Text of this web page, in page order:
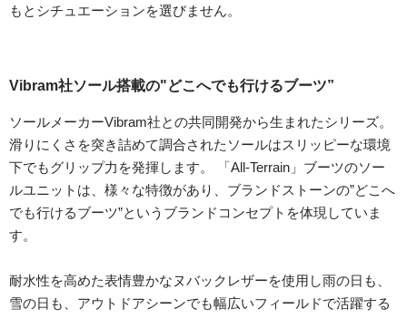
もとシチュエーションを選びません。
Vibram社ソール搭載の"どこへでも行けるブーツ”
ソールメーカーVibram社との共同開発から生まれたシリーズ。
滑りにくさを突き詰めて調合されたソールはスリッピーな環境
下でもグリップ力を発揮します。 「All-Terrain」ブーツのソー
ルユニットは、様々な特徴があり、ブランドストーンの”どこへ
でも行けるブーツ”というブランドコンセプトを体現していま
す。
耐水性を高めた表情豊かなヌバックレザーを使用し雨の日も、
雪の日も、アウトドアシーンでも幅広いフィールドで活躍する